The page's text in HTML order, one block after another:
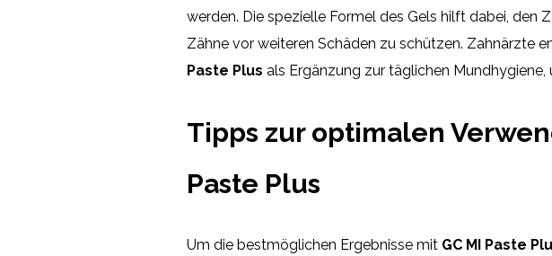
werden. Die spezielle Formel des Gels hilft dabei, den
Zähne vor weiteren Schäden zu schützen. Zahnärzte
Paste Plus als Ergänzung zur täglichen
Tipps zur optimalen
Paste Plus
Um die bestmöglichen Ergebnisse mit GC MI Paste